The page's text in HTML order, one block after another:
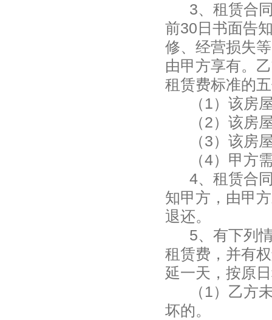
3、租赁合
前30 日书面告
修、经营损失
由甲方享有。
租赁费标准的
（ 1）该房
（2）该房
（3）该房
（4） 甲方
4、租赁合
知甲方，由甲
退还。
5、有下列
租赁费，并有
延一天，按原
（ 1） 乙方
坏的。